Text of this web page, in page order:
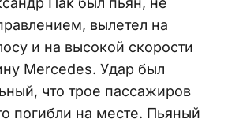
вылетел на
и на высокой скорости
Mercedes. Удар был
что трое пассажиров
погибли на месте. Пьяный